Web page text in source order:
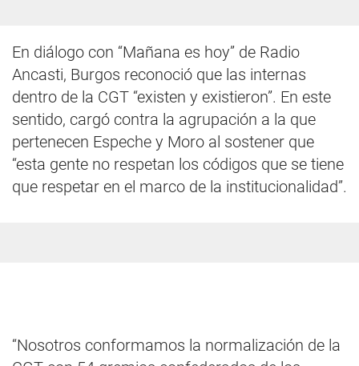
En diálogo con “Mañana es hoy” de Radio
Ancasti, Burgos reconoció que las internas
dentro de la CGT “existen y existieron”. En este
sentido, cargó contra la agrupación a la que
pertenecen Espeche y Moro al sostener que
“esta gente no respetan los códigos que se tiene
que respetar en el marco de la institucionalidad”.
“Nosotros conformamos la normalización de la